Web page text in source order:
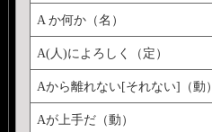
A か何か（名）
A(人)によろしく（定）
Aから離れない[それない]（動）
Aが上手だ（動）